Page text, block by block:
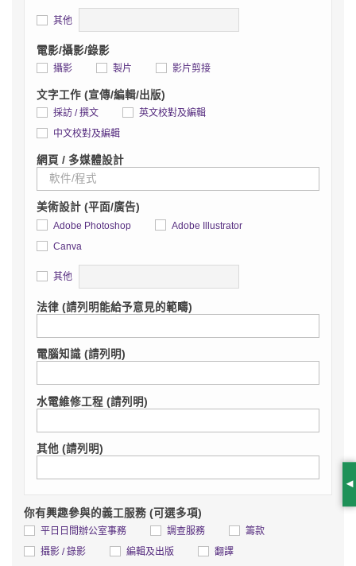
其他
詳情
電影/攝影/錄影
攝影 製片 影片剪接
文字工作 (宣傳/編輯/出版)
採訪 / 撰文
英文校對及編輯
中文校對及編輯
網頁 / 多媒體設計
美術設計 (平面/廣告)
Adobe Photoshop
Adobe Illustrator
Canva
其他
詳情
法律 (請列明能給予意見的範疇)
電腦知識 (請列明)
水電維修工程 (請列明)
其他 (請列明)
你有興趣參與的義工服務 (可選多項)
平日日間辦公室事務 調查服務
籌款
攝影 / 錄影
編輯及出版
翻譯